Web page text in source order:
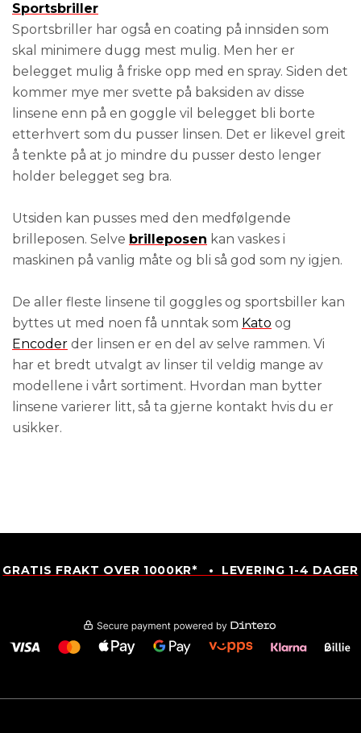
Sportsbriller
Sportsbriller har også en coating på innsiden som
skal minimere dugg mest mulig. Men her er
belegget mulig å friske opp med en spray. Siden det
kommer mye mer svette på baksiden av disse
linsene enn på en goggle vil belegget bli borte
etterhvert som du pusser linsen. Det er likevel greit
å tenkte på at jo mindre du pusser desto lenger
holder belegget seg bra.
Utsiden kan pusses med den medfølgende
brilleposen. Selve brilleposen kan vaskes i
maskinen på vanlig måte og bli så god som ny igjen.
De aller fleste linsene til goggles og sportsbiller kan
byttes ut med noen få unntak som Kato og
Encoder der linsen er en del av selve rammen. Vi
har et bredt utvalgt av linser til veldig mange av
modellene i vårt sortiment. Hvordan man bytter
linsene varierer litt, så ta gjerne kontakt hvis du er
usikker.
GRATIS FRAKT OVER 1000KR* • LEVERING 1-4 DAGER